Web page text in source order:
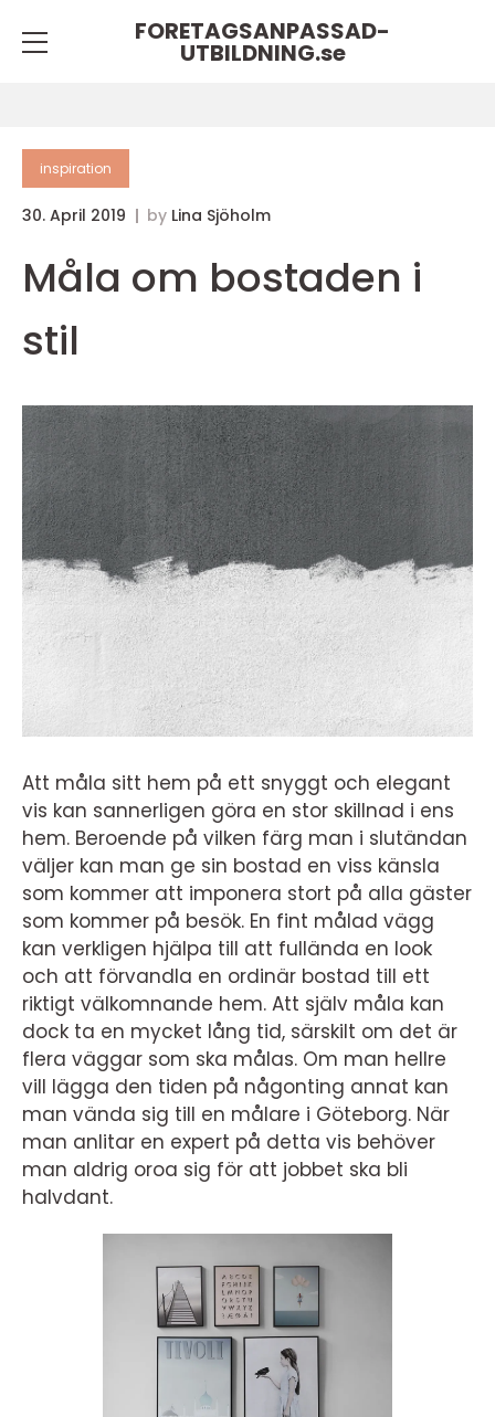
FORETAGSANPASSAD-
UTBILDNING.se
inspiration
30. April 2019 by Lina Sjöholm
Måla om bostaden i
stil
Att måla sitt hem på ett snyggt och elegant
vis kan sannerligen göra en stor skillnad i ens
hem. Beroende på vilken färg man i slutändan
väljer kan man ge sin bostad en viss känsla
som kommer att imponera stort på alla gäster
som kommer på besök. En fint målad vägg
kan verkligen hjälpa till att fullända en look
och att förvandla en ordinär bostad till ett
riktigt välkomnande hem. Att själv måla kan
dock ta en mycket lång tid, särskilt om det är
flera väggar som ska målas. Om man hellre
vill lägga den tiden på någonting annat kan
man vända sig till en målare i Göteborg. När
man anlitar en expert på detta vis behöver
man aldrig oroa sig för att jobbet ska bli
halvdant.